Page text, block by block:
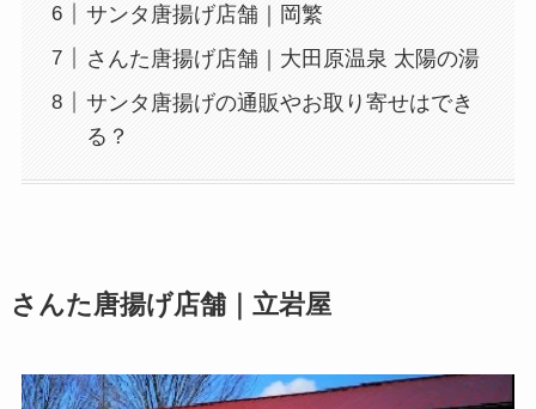
サンタ唐揚げ店舗｜岡繁
さんた唐揚げ店舗｜大田原温泉 太陽の湯
サンタ唐揚げの通販やお取り寄せはでき
る？
さんた唐揚げ店舗｜立岩屋